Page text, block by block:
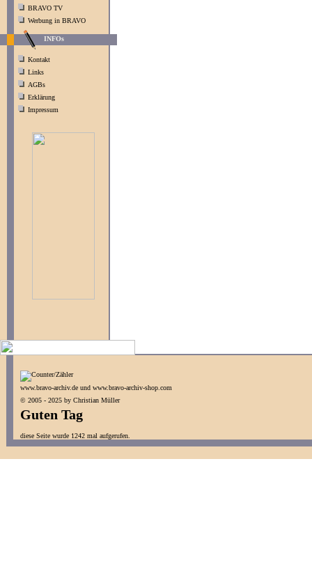
BRAVO TV
Werbung in BRAVO
INFOs
Kontakt
Links
AGBs
Erklärung
Impressum
www.bravo-archiv.de und www.bravo-archiv-shop.com
© 2005 - 2025 by Christian Müller
Guten Tag
diese Seite wurde 1242 mal aufgerufen.